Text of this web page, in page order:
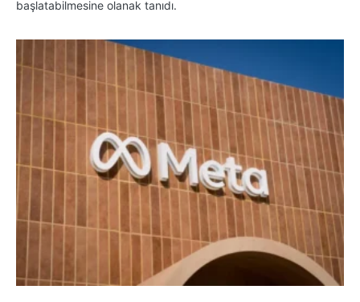
başlatabilmesine olanak tanıdı.